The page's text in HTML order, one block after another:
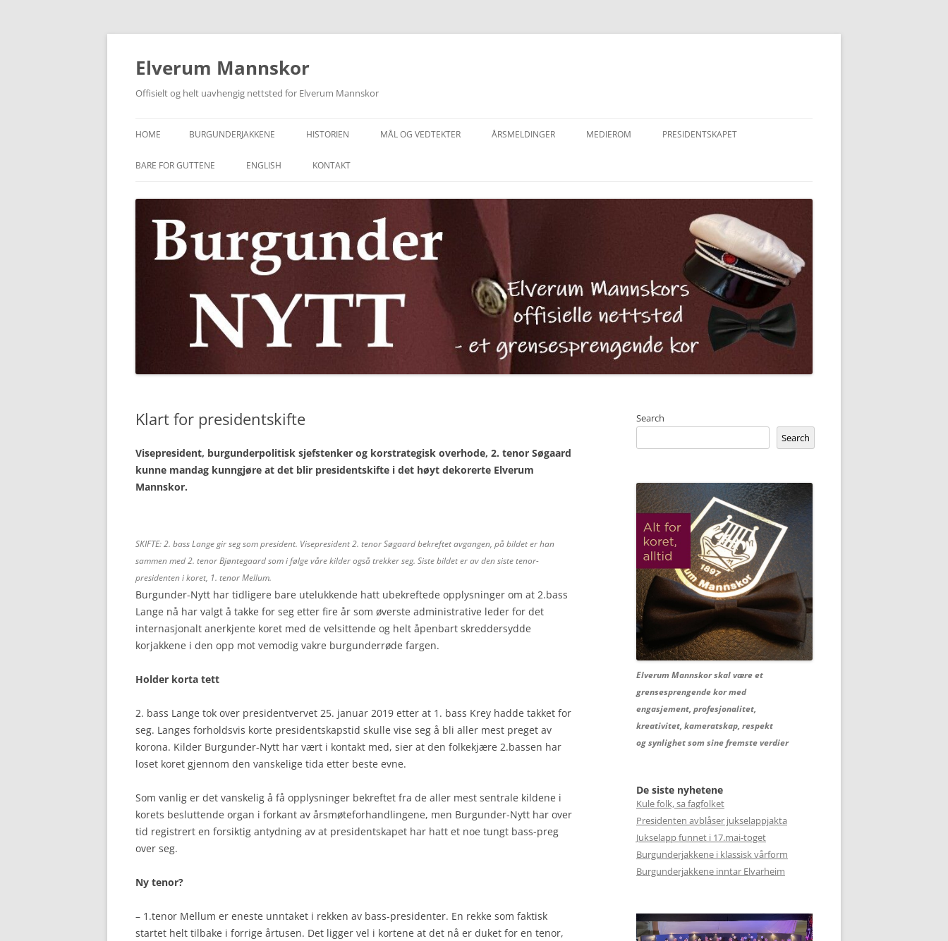
Skip
content
Elverum Mannskor
Offisielt og helt uavhengig nettsted for Elverum Mannskor
HOME BURGUNDERJAKKENE HISTORIEN MÅL OG VEDTEKTER ÅRSMELDINGER MEDIEROM PRESIDENTSKAPET
BARE FOR GUTTENE ENGLISH KONTAKT
Klart for presidentskifte
Visepresident, burgunderpolitisk sjefstenker og korstrategisk overhode, 2. tenor Søgaard
kunne mandag kunngjøre at det blir presidentskifte i det høyt dekorerte Elverum
Mannskor.
SKIFTE: 2. bass Lange gir seg som president. Visepresident 2. tenor Søgaard bekreftet avgangen, på bildet er han
sammen med 2. tenor Bjøntegaard som i følge våre kilder også trekker seg. Siste bildet er av den siste tenor-
presidenten i koret, 1. tenor Mellum.
Burgunder-Nytt har tidligere bare utelukkende hatt ubekreftede opplysninger om at 2.bass
Lange nå har valgt å takke for seg etter fire år som øverste administrative leder for det
internasjonalt anerkjente koret med de velsittende og helt åpenbart skreddersydde
korjakkene i den opp mot vemodig vakre burgunderrøde fargen.
Holder korta tett
2. bass Lange tok over presidentvervet 25. januar 2019 etter at 1. bass Krey hadde takket for
seg. Langes forholdsvis korte presidentskapstid skulle vise seg å bli aller mest preget av
korona. Kilder Burgunder-Nytt har vært i kontakt med, sier at den folkekjære 2.bassen har
loset koret gjennom den vanskelige tida etter beste evne.
Som vanlig er det vanskelig å få opplysninger bekreftet fra de aller mest sentrale kildene i
korets besluttende organ i forkant av årsmøteforhandlingene, men Burgunder-Nytt har over
tid registrert en forsiktig antydning av at presidentskapet har hatt et noe tungt bass-preg
over seg.
Ny tenor?
– 1.tenor Mellum er eneste unntaket i rekken av bass-presidenter. En rekke som faktisk
startet helt tilbake i forrige årtusen. Det ligger vel i kortene at det nå er duket for en tenor,
Search
Search
Elverum Mannskor skal være et
grensesprengende kor med
engasjement, profesjonalitet,
kreativitet, kameratskap, respekt
og synlighet som sine fremste verdier
De siste nyhetene
Kule folk, sa fagfolket
Presidenten avblåser jukselappjakta
Jukselapp funnet i 17.mai-toget
Burgunderjakkene i klassisk vårform
Burgunderjakkene inntar Elvarheim